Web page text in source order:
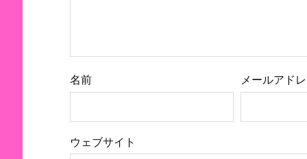
名前 メールアド
ウェブサイト